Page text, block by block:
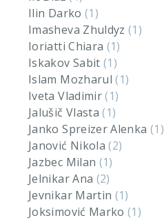
Ilin Darko (1)
Imasheva Zhuldyz(1)
Ioriatti Chiara (1)
Iskakov Sabit(1)
Islam Mozharul(1)
Iveta Vladimir(1)
Jalušič Vlasta(1)
Janko Spreizer Alenka (1)
Janović Nikola(2)
Jazbec Milan (1)
Jelnikar Ana (2)
Jevnikar Martin (1)
Joksimović Marko(1)